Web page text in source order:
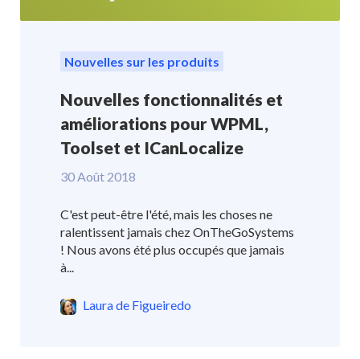
Nouvelles sur les produits
Nouvelles fonctionnalités et
améliorations pour WPML,
Toolset et ICanLocalize
30 Août 2018
C'est peut-être l'été, mais les choses ne
ralentissent jamais chez OnTheGoSystems
! Nous avons été plus occupés que jamais
à...
Laura de Figueiredo